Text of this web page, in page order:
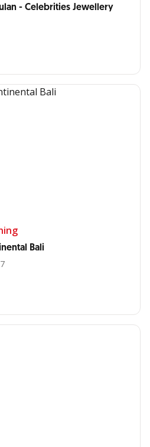
- Celebrities Jewellery
Bali